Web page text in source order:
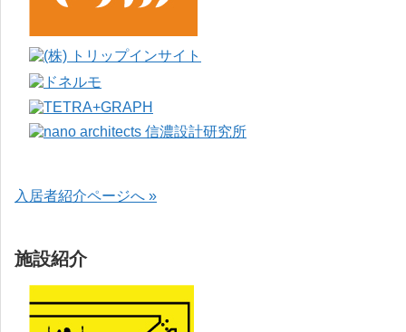
入居者紹介ページへ »
施設紹介